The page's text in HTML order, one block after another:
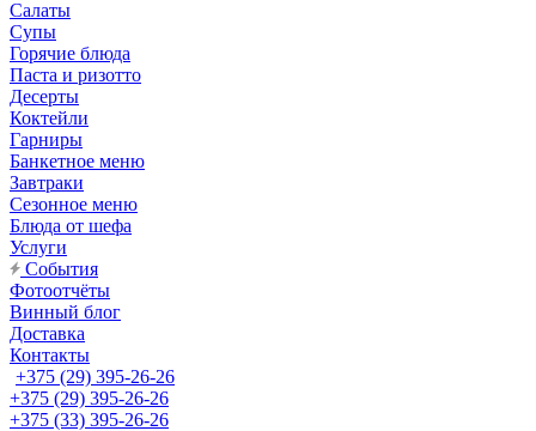
Салаты
Супы
Горячие блюда
Паста и ризотто
Десерты
Коктейли
Гарниры
Банкетное меню
Завтраки
Сезонное меню
Блюда от шефа
Услуги
События
Фотоотчёты
Винный блог
Доставка
Контакты
+375 (29) 395-26-26
+375 (29) 395-26-26
+375 (33) 395-26-26